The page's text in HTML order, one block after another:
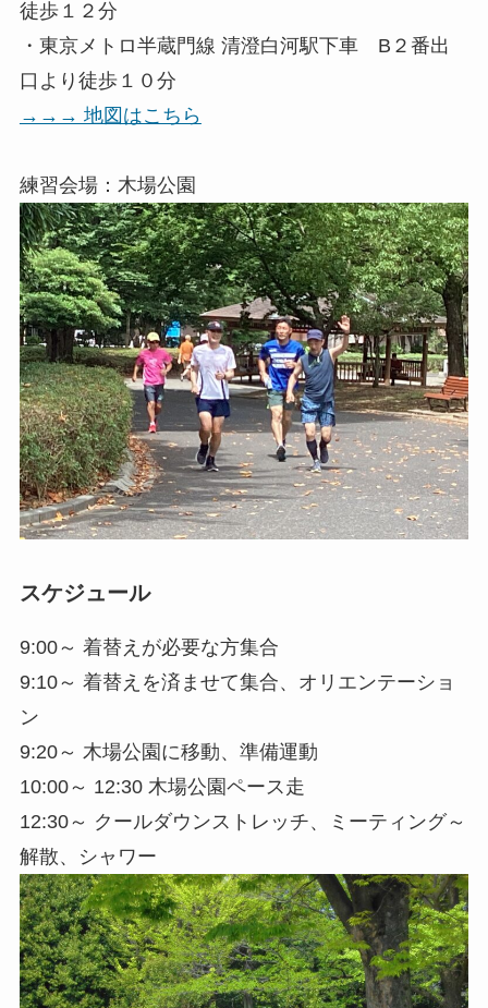
徒歩１２分
・東京メトロ半蔵門線 清澄白河駅下車 B２番出
口より徒歩１０分
→→→ 地図はこちら
練習会場：木場公園
スケジュール
9:00～ 着替えが必要な方集合
9:10～ 着替えを済ませて集合、オリエンテーショ
ン
9:20～ 木場公園に移動、準備運動
10:00～ 12:30 木場公園ペース走
12:30～ クールダウンストレッチ、ミーティング～
解散、シャワー